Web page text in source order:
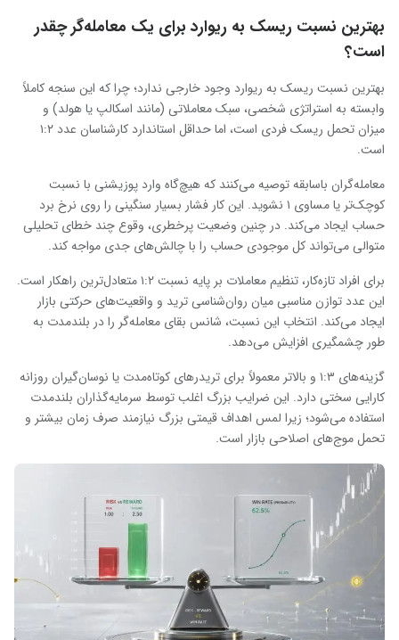
بهترین نسبت ریسک به ریوارد برای یک معامله‌گر چقدر
است؟
بهترین نسبت ریسک به ریوارد وجود خارجی ندارد؛ چرا که این سنجه کاملاً
وابسته به استراتژی شخصی، سبک معاملاتی (مانند اسکالپ یا هولد) و
میزان تحمل ریسک فردی است، اما حداقل استاندارد کارشناسان عدد ۱:۲
است.
معامله‌گران باسابقه توصیه می‌کنند که هیچ‌گاه وارد پوزیشنی با نسبت
کوچک‌تر یا مساوی ۱ نشوید. این کار فشار بسیار سنگینی را روی نرخ برد
حساب ایجاد می‌کند. در چنین وضعیت پرخطری، وقوع چند خطای تحلیلی
متوالی می‌تواند کل موجودی حساب را با چالش‌های جدی مواجه کند.
برای افراد تازه‌کار، تنظیم معاملات بر پایه نسبت ۱:۲ متعادل‌ترین راهکار است.
این عدد توازن مناسبی میان روان‌شناسی ترید و واقعیت‌های حرکتی بازار
ایجاد می‌کند. انتخاب این نسبت، شانس بقای معامله‌گر را در بلندمدت به
طور چشمگیری افزایش می‌دهد.
گزینه‌های ۱:۳ و بالاتر معمولاً برای تریدرهای کوتاه‌مدت یا نوسان‌گیران روزانه
کارایی سختی دارد. این ضرایب بزرگ اغلب توسط سرمایه‌گذاران بلندمدت
استفاده می‌شود؛ زیرا لمس اهداف قیمتی بزرگ نیازمند صرف زمان بیشتر و
تحمل موج‌های اصلاحی بازار است.